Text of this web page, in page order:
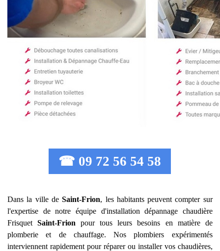
☎ 09 72 56 54 58
Dans la ville deSaint-Frion, les habitants peuvent compter sur
l'expertise de notre équipe d'installation dépannage chaudière
FrisquetSaint-Frion pour tous leurs besoins en matière de
plomberie et de chauffage. Nos plombiers expérimentés
interviennent rapidement pour réparer ou installer vos chaudières,